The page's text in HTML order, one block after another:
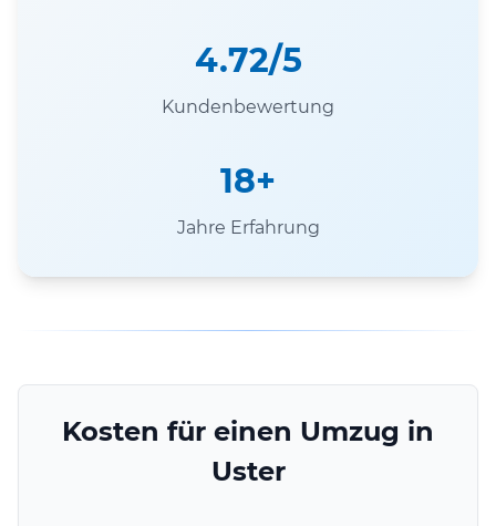
4.72/5
Kundenbewertung
18+
Jahre Erfahrung
Kosten für einen Umzug in
Uster